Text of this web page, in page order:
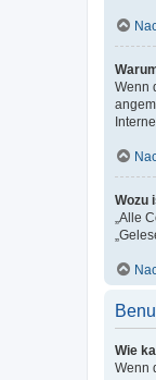
Wenn
Wozu
„Alle
Wie
Wenn